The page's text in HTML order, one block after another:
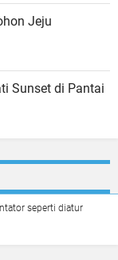
Jeju
Sunset di Pantai
seperti diatur